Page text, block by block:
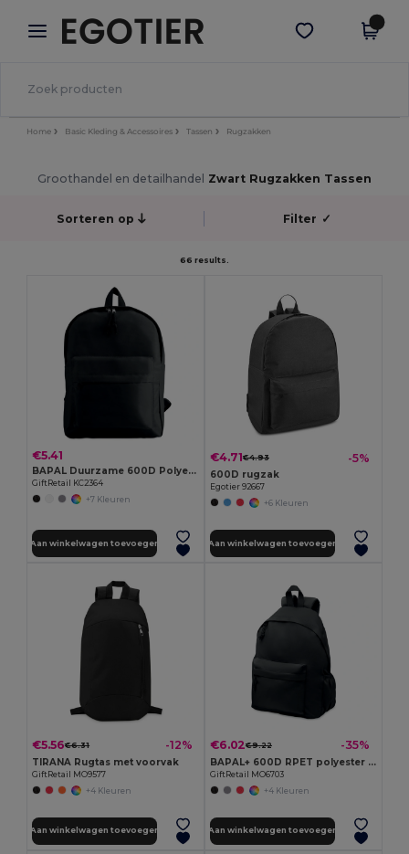
× Egotier-app
Betere prijzen in de app!
Download app
Home Basic Kleding & Accessoires Tassen Rugzakken
Groothandel en detailhandel Zwart Rugzakken Tassen
Sorteren op Filter ✓
66 results.
€5.41
BAPAL Duurzame 600D Polyester Rugzak met Ritsvak
GiftRetail KC2364
+7 Kleuren
Aan winkelwagen toevoegen
€4.71€4.93 -5%
600D rugzak
Egotier 92667
+6 Kleuren
Aan winkelwagen toevoegen
€5.56€6.31 -12%
TIRANA Rugtas met voorvak
GiftRetail MO9577
+4 Kleuren
Aan winkelwagen toevoegen
€6.02€9.22 -35%
BAPAL+ 600D RPET polyester rugzak
GiftRetail MO6703
+4 Kleuren
Aan winkelwagen toevoegen